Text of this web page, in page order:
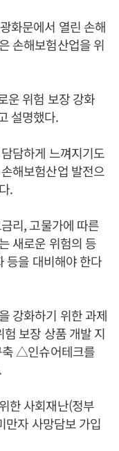
화문에서 열린 손해
손해보험산업을 위
운 위험 보장 강화
설명했다.
담하게 느껴지기도
해보험산업 발전으
.
리, 고물가에 따른
새로운 위험의 등
등을 대비해야 한다
강화하기 위한 과제
보장 상품 개발 지
△인슈어테크를
한 사회재난(정부
만자 사망담보 가입